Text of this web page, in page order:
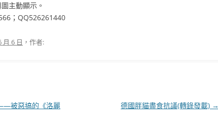
主動顯示。
；QQ526261440
月 6 日 ，作者:
被惡搞的《洛麗
德國胖貓盡食抗議(轉錄發載) →